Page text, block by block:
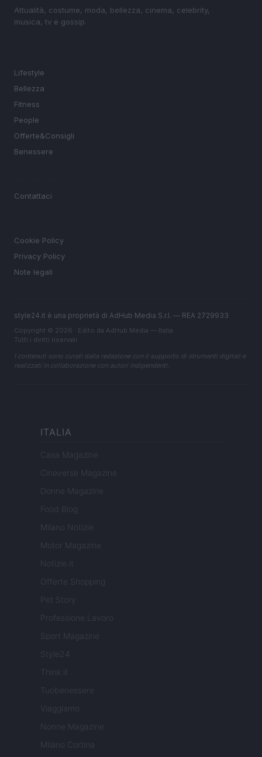
Attualità, costume, moda, bellezza, cinema, celebrity,
musica, tv e gossip.
Lifestyle
Bellezza
Fitness
People
Offerte&Consigli
Benessere
Contattaci
Cookie Policy
Privacy Policy
Note legali
style24.it è una proprietà di AdHub Media S.r.l. — REA 2729933
Copyright © 2026 · Edito da AdHub Media — Italia
Tutti i diritti riservati
I contenuti sono curati dalla redazione con il supporto di strumenti digitali e
realizzati in collaborazione con autori indipendenti.
ITALIA
Casa Magazine
Cineverse Magazine
Donne Magazine
Food Blog
Milano Notizie
Motor Magazine
Notizie.it
Offerte Shopping
Pet Story
Professione Lavoro
Sport Magazine
Style24
Think.it
Tuobenessere
Viaggiamo
Nonne Magazine
Milano Cortina